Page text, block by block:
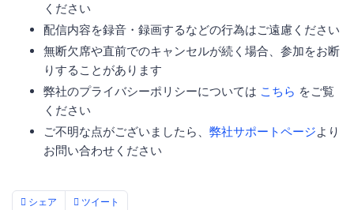
ください
配信内容を録音・録画するなどの行為はご遠慮ください
無断欠席や直前でのキャンセルが続く場合、参加をお断
りすることがあります
弊社のプライバシーポリシーについては こちら をご覧
ください
ご不明な点がございましたら、 弊社サポートページより
お問い合わせください
シェア ツイート